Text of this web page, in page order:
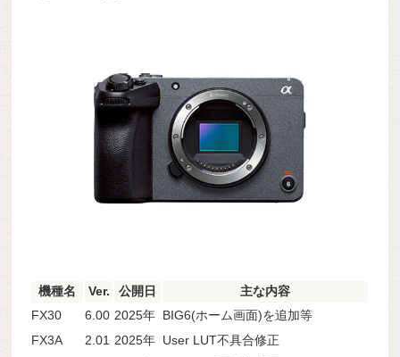
機種名 Ver. 公開日
主な内容
FX30
6.00 2025年 BIG6(ホーム画面)を追加等
FX3A
2.01 2025年 User LUT不具合修正